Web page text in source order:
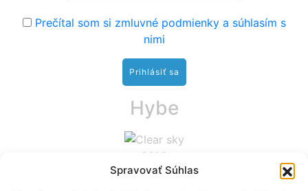
Spravovať Súhlas
Prečítal som si zmluvné podmienky a súhlasím s
nimi
Hybe
26°C
vietor: 1.4 m/s NE